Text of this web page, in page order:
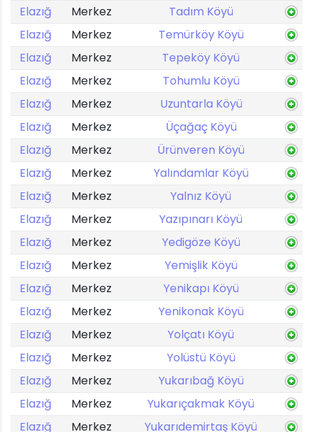
Elazığ
Merkez
Tadım Köyü
Elazığ
Merkez
Temürköy Köyü
Elazığ
Merkez
Tepeköy Köyü
Elazığ
Merkez
Tohumlu Köyü
Elazığ
Merkez
Uzuntarla Köyü
Elazığ
Merkez
Üçağaç Köyü
Elazığ
Merkez
Ürünveren Köyü
Elazığ
Merkez
Yalındamlar Köyü
Elazığ
Merkez
Yalnız Köyü
Elazığ
Merkez
Yazıpınarı Köyü
Elazığ
Merkez
Yedigöze Köyü
Elazığ
Merkez
Yemişlik Köyü
Elazığ
Merkez
Yenikapı Köyü
Elazığ
Merkez
Yenikonak Köyü
Elazığ
Merkez
Yolçatı Köyü
Elazığ
Merkez
Yolüstü Köyü
Elazığ
Merkez
Yukarıbağ Köyü
Elazığ
Merkez
Yukarıçakmak Köyü
Elazığ
Merkez Yukarıdemirtaş Köyü